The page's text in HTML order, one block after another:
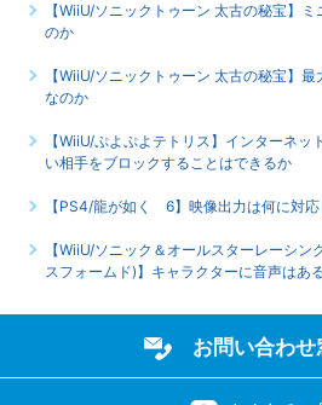
【WiiU/ソニックトゥーン 太古の秘宝】
のか
【WiiU/ソニックトゥーン 太古の秘宝】
なのか
【WiiU/ぷよぷよテトリス】インターネッ
い相手をブロックすることはできるか
【PS4/龍が如く 6】映像出力は何に対
【WiiU/ソニック＆オールスターレーシン
スフォームド)】キャラクターに音声はあ
お問い合わ